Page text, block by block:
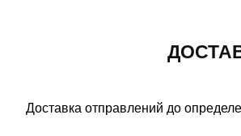
Доставка отправлений до